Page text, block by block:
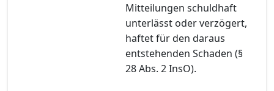
Mitteilungen schuldhaft
unterlässt oder verzögert,
haftet für den daraus
entstehenden Schaden (§
28 Abs. 2 InsO).